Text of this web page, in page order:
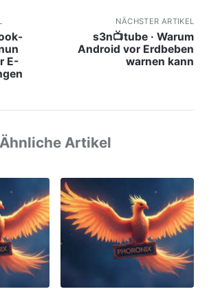
E-
NÄCHSTER ARTIKEL
s3n📺tube · Warum
Android vor Erdbeben
warnen kann
Ähnliche Artikel